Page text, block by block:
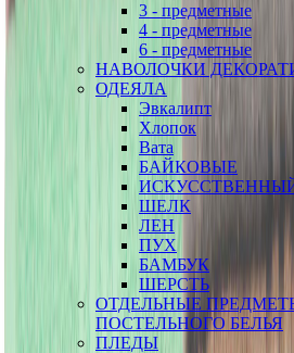
3 - предметные
4 - предметные
6 - предметные
НАВОЛОЧКИ
ОДЕЯЛА
Эвкалипт
Хлопок
Вата
БАЙКОВЫЕ
ШЕЛК
ЛЕН
ПУХ
БАМБУК
ШЕРСТЬ
ОТДЕЛЬНЫЕ
ПОСТЕЛЬНОГО БЕЛЬЯ
ПЛЕДЫ